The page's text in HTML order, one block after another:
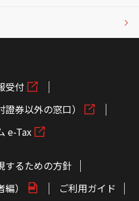
受付
券以外の窓口）
e-Tax
するための方針
）
ご利用ガイド